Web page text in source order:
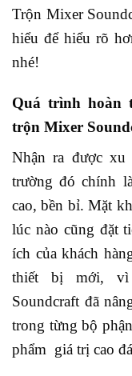
Trộn Mixer
hiểu để hiểu rõ
nhé!
Quá trình hoàn
trộn Mixer
Nhận ra được
trường đó chính
cao, bền bỉ. Mặt
lúc nào cũng đặt
ích của khách
thiết bị mới, vì
Soundcraft đã
trong từng bộ
phẩm giá trị cao